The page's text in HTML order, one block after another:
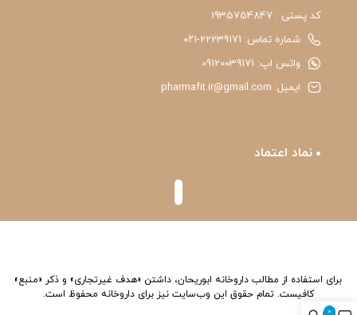
کد پستی : 1935754847
شماره تماس: 22239171-۰۲۱
واتس اپ: 09120039171
ایمیل: pharmafit.ir@gmail.com
نماد اعتماد
برای استفاده از مطالب داروخانه ابوریحان، داشتن «هدف غیرتجاری» و ذکر «منبع»
کافیست. تمام حقوق اين وب‌سايت نیز برای داروخانه محفوظ است.
0